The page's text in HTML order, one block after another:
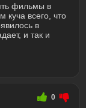
фильмы в
куча всего, что
в
и так и
0